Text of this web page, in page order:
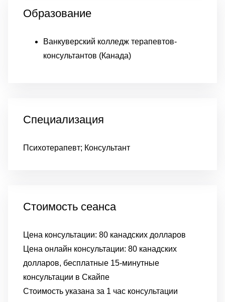
Образование
Ванкуверский колледж терапевтов-
консультантов (Канада)
Специализация
Психотерапевт; Консультант
Стоимость сеанса
Цена консультации: 80 канадских долларов
Цена онлайн консультации: 80 канадских
долларов, бесплатные 15-минутные
консультации в Скайпе
Стоимость указана за 1 час консультации